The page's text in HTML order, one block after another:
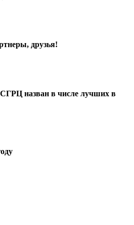
друзья!
назван в числе лучших в